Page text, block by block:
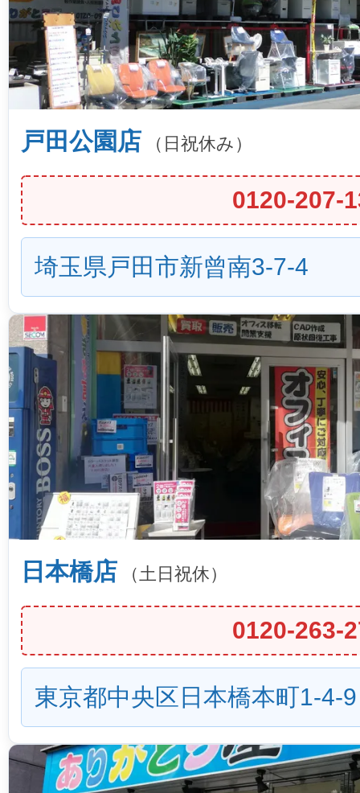
戸田公園店 （日祝休み）
0120-207-
埼玉県戸田市新曾南3-7-4
日本橋店 （土日祝休）
0120-263-
東京都中央区日本橋本町1-4-9